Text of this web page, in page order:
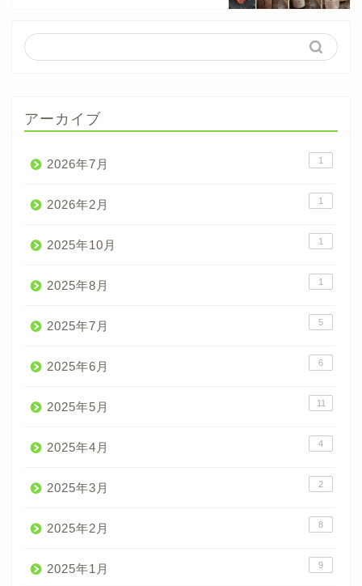
アーカイブ
2026年7月 1
2026年2月 1
2025年10月 1
2025年8月 1
2025年7月 5
2025年6月 6
2025年5月 11
2025年4月 4
2025年3月 2
2025年2月 8
2025年1月 9